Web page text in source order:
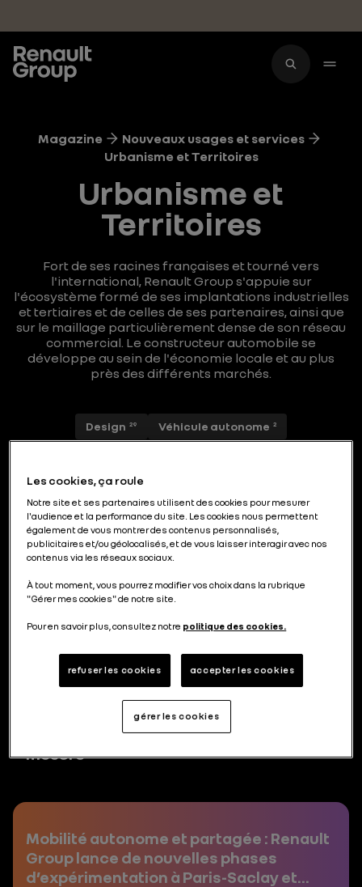
Magazine
Nouveaux usages et services
Urbanisme et Territoires
Urbanisme et
Territoires
Fort de ses racines françaises et tourné vers
l'international, Renault Group s'appuie sur
l'écosystème formé de ses implantations industrielles
et tertiaires et de celles de ses partenaires, ainsi que
sur le maillage particulièrement dense de son réseau
commercial. Le constructeur automobile se
développe au sein de l'économie locale et au plus
près des différents marchés.
Design 29 Véhicule autonome 2
Cinq ans d’open innovation avec la
Software République
Véhicule autonome : conduite assistée
et navettes sans pilote, la mobilité sur
mesure
Mobilité autonome et partagée : Renault
Group lance de nouvelles phases
d’expérimentation à Paris-Saclay et
Les cookies, ça roule
Notre site et ses partenaires utilisent des cookies pour mesurer
l'audience et la performance du site. Les cookies nous permettent
également de vous montrer des contenus personnalisés,
publicitaires et/ou géolocalisés, et de vous laisser interagir avec nos
contenus via les réseaux sociaux.
À tout moment, vous pourrez modifier vos choix dans la rubrique
"Gérer mes cookies" de notre site.
Pour en savoir plus, consultez notre politique des cookies.
refuser les cookies accepter les cookies
gérer les cookies